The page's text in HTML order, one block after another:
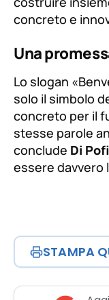
concreto e
Una
Lo slogan
solo il simbolo
concreto per il
stesse parole
conclude Di Pofi
essere davvero
STAMPA